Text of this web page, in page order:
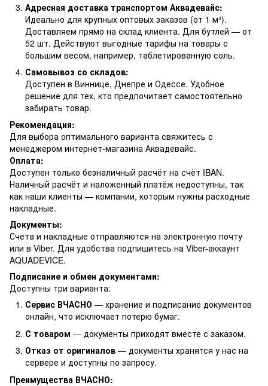
Адресная доставка транспортом Аквадевайс:
Идеально для крупных оптовых заказов (от 1 м³).
Доставляем прямо на склад клиента. Для бутлей — от
52 шт. Действуют выгодные тарифы на товары с
большим весом, например, таблетированную соль.
Самовывоз со складов:
Доступен в Виннице, Днепре и Одессе. Удобное
решение для тех, кто предпочитает самостоятельно
забирать товар.
Рекомендация:
Для выбора оптимального варианта свяжитесь с
менеджером интернет-магазина Аквадевайс.
Оплата:
Доступен только безналичный расчёт на счёт IBAN.
Наличный расчёт и наложенный платёж недоступны, так
как наши клиенты — компании, которым нужны расходные
накладные.
Документы:
Счета и накладные отправляются на электронную почту
или в Viber. Для удобства подпишитесь на Viber-аккаунт
AQUADEVICE.
Подписание и обмен документами:
Доступны три варианта:
Сервис ВЧАСНО — хранение и подписание документов
онлайн, что исключает потерю бумаг.
С товаром — документы приходят вместе с заказом.
Отказ от оригиналов — документы хранятся у нас на
сервере и доступны по запросу.
Преимущества ВЧАСНО: